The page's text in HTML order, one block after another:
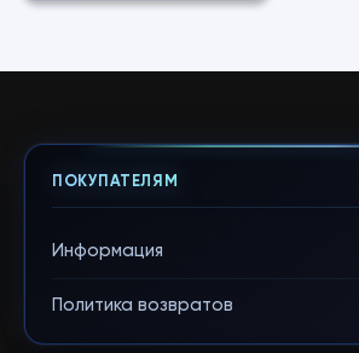
ПОКУПАТЕЛЯМ
Информация
Политика возвратов